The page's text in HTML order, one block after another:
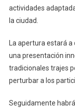
actividades
la ciudad.
La apertura estará
una presentación
tradicionales trajes
perturbar a los
Seguidamente